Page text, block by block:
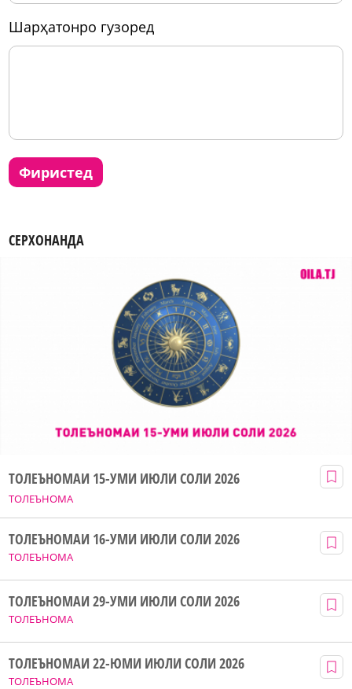
шарҳатонро гузоред
фиристед
СЕРХОНАНДА
ТОЛЕЪНОМА
ТОЛЕЪНОМАИ 15-УМИ ИЮЛИ СОЛИ 2026
ТОЛЕЪНОМА
ТОЛЕЪНОМАИ 16-УМИ ИЮЛИ СОЛИ 2026
ТОЛЕЪНОМА
ТОЛЕЪНОМАИ 29-УМИ ИЮЛИ СОЛИ 2026
ТОЛЕЪНОМА
ТОЛЕЪНОМАИ 22-ЮМИ ИЮЛИ СОЛИ 2026